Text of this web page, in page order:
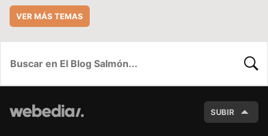
VER MÁS TEMAS
SUBIR